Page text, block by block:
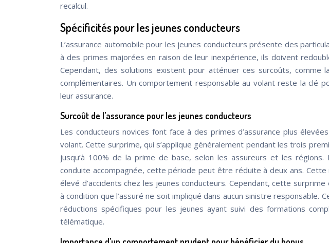
recalcul.
Spécificités pour les jeunes conducteurs
L’assurance automobile pour les jeunes conducteurs présente des
à des primes majorées en raison de leur inexpérience, ils doivent
Cependant, des solutions existent pour atténuer ces surcoûts, comme
complémentaires. Un comportement responsable au volant reste la clé
leur assurance.
Surcoût de l’assurance pour les jeunes conducteurs
Les conducteurs novices font face à des primes d’assurance plus
volant. Cette surprime, qui s’applique généralement pendant les trois
jusqu’à 100% de la prime de base, selon les assureurs et les
conduite accompagnée, cette période peut être réduite à deux ans.
élevé d’accidents chez les jeunes conducteurs. Cependant, cette
à condition que l’assuré ne soit impliqué dans aucun sinistre responsable.
réductions spécifiques pour les jeunes ayant suivi des formations
télématique.